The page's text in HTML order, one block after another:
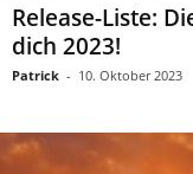
Release-Liste:
dich 2023!
Patrick - 10. Oktober 2023